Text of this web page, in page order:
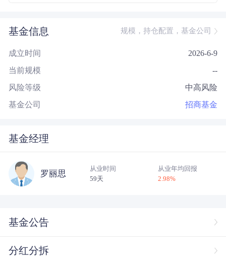
基金信息 规模，持仓配置，基金公司
成立时间 2026-6-9
当前规模 --
风险等级 中高风险
基金公司 招商基金
基金经理
罗丽思
从业时间
59天
从业年均回报
2.98%
基金公告
分红分拆